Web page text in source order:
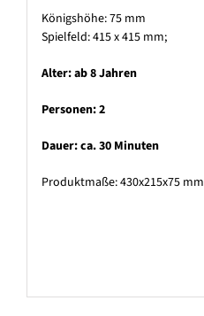
Königshöhe: 75 mm
Spielfeld: 415 x 415 mm;
Alter: ab 8 Jahren
Personen: 2
Dauer: ca. 30 Minuten
Produktmaße: 430x215x75 mm